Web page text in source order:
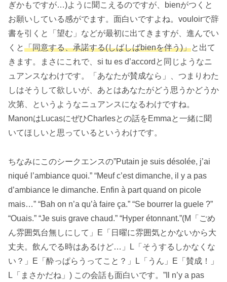
ぎかもですが…)ように聞こえるのですが、bienがつくと
お願いしている感がでます。面白いですよね。vouloirで辞
書を引くと「望む」などが最初に出てきますが、進んでい
くと「同意する、承諾する(しばしばbienを伴う)」と出て
きます。まさにこれで、si tu es d’accordと同じようなニ
ュアンスなわけです。「あなたが賛成なら」、つまりわた
しはそうして欲しいが、あとはあなたがどう思うかどうか
次第、というようなニュアンスになるわけですね。
ManonはLucasにぜひCharlesとの話をEmmaと一緒に聞
いてほしいと思っているというわけです。
ちなみにこのシークエンスの”Putain je suis désolée, j’ai
niqué l’ambiance quoi.” “Meuf c’est dimanche, il y a pas
d’ambiance le dimanche. Enfin à part quand on picole
mais…” “Bah on n’a qu’à faire ça.” “Se bourrer la guele ?”
“Ouais.” “Je suis grave chaud.” “Hyper étonnant.”(M「ごめ
ん雰囲気台無しにして」E「日曜に雰囲気とかないから大
丈夫。飲んでる時はあるけど…」L「そうするしかなくな
い？」E「酔っぱらうってこと？」L「うん」E「賛成！」
L「まさかだね」) この会話も面白いです。”Il n’y a pas